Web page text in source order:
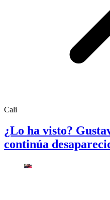
Cali
¿Lo ha visto?
continúa